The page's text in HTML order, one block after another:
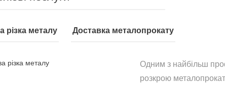
різка металу Доставка металопрокату
Одним з найбільш
розкрою